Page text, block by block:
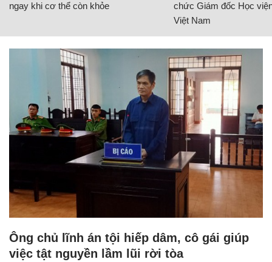
ngay khi cơ thể còn khỏe
chức Giám đốc Học
Việt Nam
Ông chủ lĩnh án tội hiếp dâm, cô gái giúp
việc tật nguyền lầm lũi rời tòa